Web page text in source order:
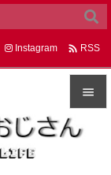


メニュ
Instagram  RSS